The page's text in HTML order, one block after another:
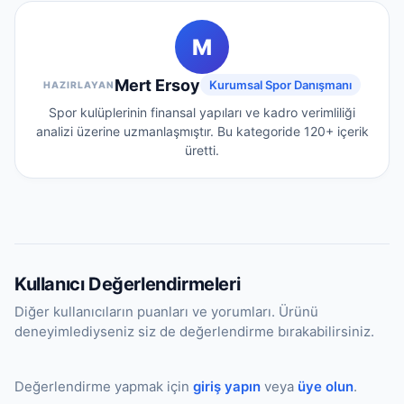
istatistik platformlarından derlenmektedir.
Transfer ve kadro güncellemeleri periyodik
olarak takip edilerek veritabanı güncel
M
HAZIRLAYAN Mert Ersoy Kurumsal Spor Danışmanı
Spor kulüplerinin finansal yapıları ve kadro verimliliği
analizi üzerine uzmanlaşmıştır. Bu kategoride 120+ içerik
üretti.
Kullanıcı Değerlendirmeleri
Diğer kullanıcıların puanları ve yorumları. Ürünü
deneyimlediyseniz siz de değerlendirme bırakabilirsiniz.
Değerlendirme yapmak için giriş yapın veya üye olun.